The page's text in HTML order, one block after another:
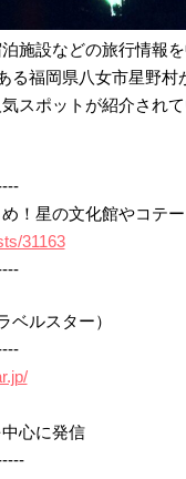
施設などの旅行情報
る福岡県八女市星野村
スポットが紹介され
！星の文化館やコテ
31163
ベルスター）
心に発信